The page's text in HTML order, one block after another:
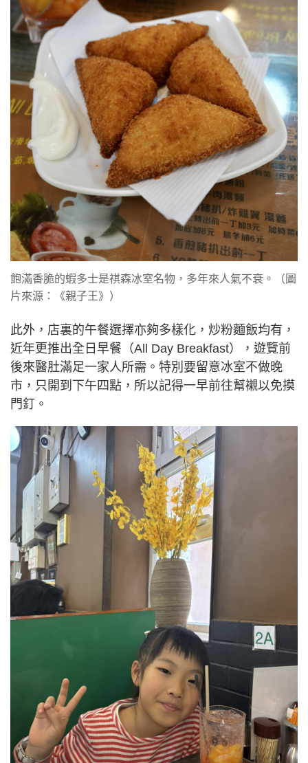
飽滿香脆的蝦多士是祺森冰室名物，多年來人氣不衰。（圖
片來源：《親子王》）
此外，店裏的午餐選擇亦夠多樣化，炒粉麵飯均有，
近年更推出全日早餐（All Day Breakfast），遊覽前
後來醫肚滿足一家人所需。特別要留意冰室不做晚
市，只開到下午四點，所以記得一早前往幫襯以免摸
門釘。